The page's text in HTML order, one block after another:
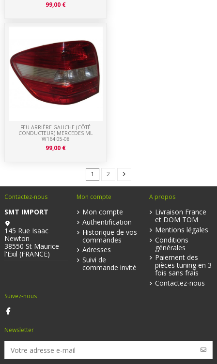
FEU ARRIÈRE GAUCHE (CÔTÉ
CONDUCTEUR) MERCEDES ML
W164 05-08
99,00 €
99,00 €
1 2
Contactez-nous
SMT IMPORT
145 Rue Isaac
Newton
38550 St Maurice
l'Exil (FRANCE)
Mon compte
Mon compte
Authentification
Historique de vos
commandes
Adresses
Suivi de
commande invité
A propos
Livraison France
et DOM TOM
Mentions légales
Conditions
générales
Paiement des
pièces tuning en 3
fois sans frais
Contactez-nous
Suivez-nous
Newsletter